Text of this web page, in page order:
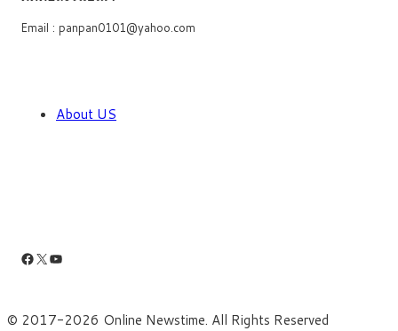
Email : panpan0101@yahoo.com
About US
Facebook
X YouTube
© 2017-2026 Online Newstime. All Rights Reserved